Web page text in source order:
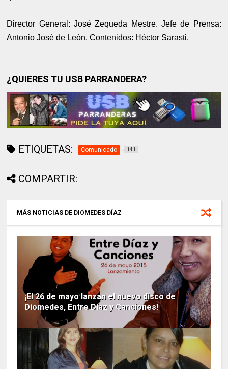
Director General: José Zequeda Mestre. Jefe de Prensa:
Antonio José de León. Contenidos: Héctor Sarasti.
¿QUIERES TU USB PARRANDERA?
ETIQUETAS: Comunicado 141
COMPARTIR:
MÁS NOTICIAS DE DIOMEDES DÍAZ
¡El 26 de mayo lanzan el nuevo disco de
Diomedes, Entre Díaz y Canciones!